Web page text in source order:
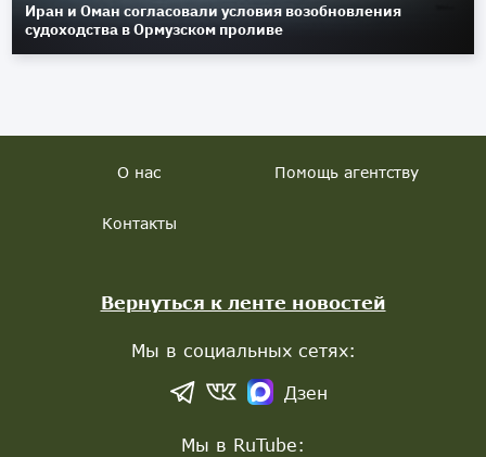
Иран и Оман согласовали условия возобновления
судоходства в Ормузском проливе
О нас Помощь агентству
Контакты
Вернуться к ленте новостей
Мы в социальных сетях:
Дзен
Мы в RuTube: